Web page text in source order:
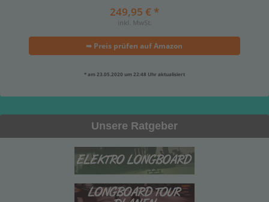
249,95 € *
inkl. MwSt.
➥ Preis prüfen auf Amazon
* am 23.05.2020 um 22:48 Uhr aktualisiert
Unsere Ratgeber